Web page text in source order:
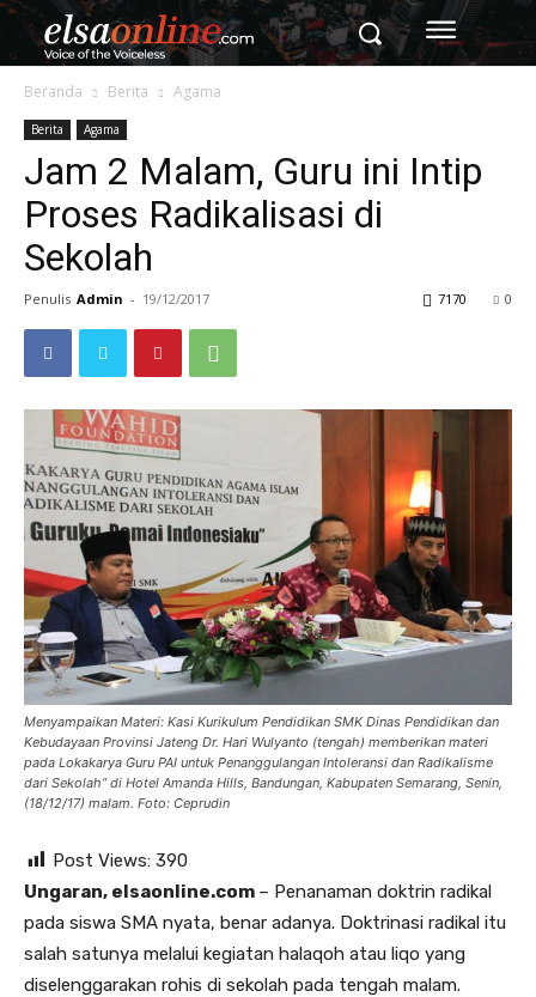
Beranda Berita Agama
Berita Agama
Jam 2 Malam, Guru ini Intip
Proses Radikalisasi di
Sekolah
Penulis Admin - 19/12/2017 0
7170
Menyampaikan Materi: Kasi Kurikulum Pendidikan SMK Dinas Pendidikan dan
Kebudayaan Provinsi Jateng Dr. Hari Wulyanto (tengah) memberikan materi
pada Lokakarya Guru PAI untuk Penanggulangan Intoleransi dan Radikalisme
dari Sekolah” di Hotel Amanda Hills, Bandungan, Kabupaten Semarang, Senin,
(18/12/17) malam. Foto: Ceprudin
Post Views: 390
Ungaran, elsaonline.com – Penanaman doktrin radikal
pada siswa SMA nyata, benar adanya. Doktrinasi radikal itu
salah satunya melalui kegiatan halaqoh atau liqo yang
diselenggarakan rohis di sekolah pada tengah malam.